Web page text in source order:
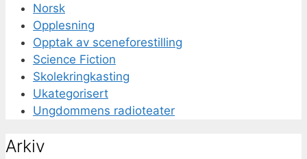
Norsk
Opplesning
Opptak av sceneforestilling
Science Fiction
Skolekringkasting
Ukategorisert
Ungdommens radioteater
Arkiv